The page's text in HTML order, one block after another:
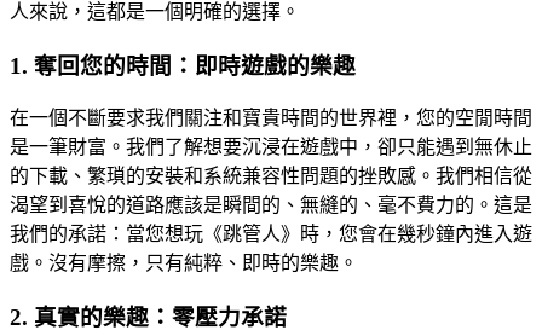
人來說，這都是一個明確的選擇。
1. 奪回您的時間：即時遊戲的樂趣
在一個不斷要求我們關注和寶貴時間的世界裡，您的空閒時間
是一筆財富。我們了解想要沉浸在遊戲中，卻只能遇到無休止
的下載、繁瑣的安裝和系統兼容性問題的挫敗感。我們相信從
渴望到喜悅的道路應該是瞬間的、無縫的、毫不費力的。這是
我們的承諾：當您想玩《跳管人》時，您會在幾秒鐘內進入遊
戲。沒有摩擦，只有純粹、即時的樂趣。
2. 真實的樂趣：零壓力承諾